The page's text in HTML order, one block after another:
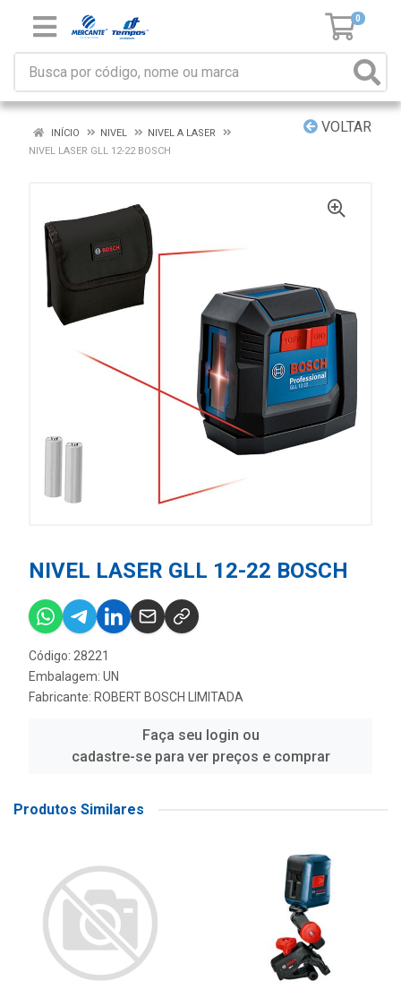
0
VOLTAR
INÍCIO NIVEL
NIVEL A LASER
NIVEL LASER GLL 12-22 BOSCH
NIVEL LASER GLL 12-22 BOSCH
Código: 28221
Embalagem: UN
Fabricante: ROBERT BOSCH LIMITADA
Faça seu login ou
cadastre-se para ver preços e comprar
Produtos Similares